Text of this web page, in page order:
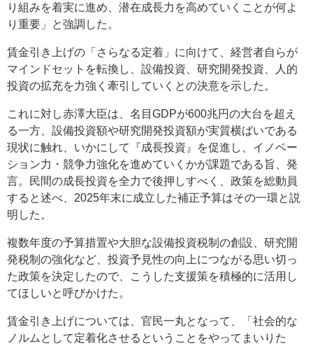
り組みを着実に進め、潜在成長力を高めていくことが何よ
り重要」と強調した。
賃金引き上げの「さらなる定着」に向けて、経営者自らが
マインドセットを転換し、設備投資、研究開発投資、人的
投資の拡充を力強く牽引していくとの決意を示した。
これに対し赤澤大臣は、名目GDPが600兆円の大台を超え
る一方、設備投資額や研究開発投資額が実質横ばいである
現状に触れ、いかにして『成長投資』を促進し、イノベー
ション力・競争力強化を進めていくかが課題である旨、発
言。民間の成長投資を全力で後押しすべく、政策を総動員
すると述べ、2025年末に成立した補正予算はその一環と説
明した。
複数年度の予算措置や大胆な設備投資税制の創設、研究開
発税制の強化など、投資予見性の向上につながる思い切っ
た政策を決定したので、こうした支援策を積極的に活用し
てほしいと呼びかけた。
賃金引き上げについては、官民一丸となって、「社会的な
ノルムとして定着化させるということをやってまいりた